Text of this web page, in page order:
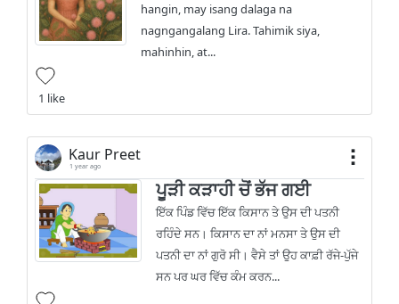
hangin, may isang dalaga na
nagngangalang Lira. Tahimik siya,
mahinhin, at...
1 like
Kaur Preet
1 year ago
ਪੂੜੀ ਕੜਾਹੀ ਚੋਂ ਭੱਜ ਗਈ
ਇੱਕ ਪਿੰਡ ਵਿੱਚ ਇੱਕ ਕਿਸਾਨ ਤੇ ਉਸ ਦੀ ਪਤਨੀ
ਰਹਿੰਦੇ ਸਨ। ਕਿਸਾਨ ਦਾ ਨਾਂ ਮਨਸਾ ਤੇ ਉਸ ਦੀ
ਪਤਨੀ ਦਾ ਨਾਂ ਗੁਰੋ ਸੀ। ਵੈਸੇ ਤਾਂ ਉਹ ਕਾਫ਼ੀ ਰੱਜੇ-ਪੁੱਜੇ
ਸਨ ਪਰ ਘਰ ਵਿੱਚ ਕੰਮ ਕਰਨ...